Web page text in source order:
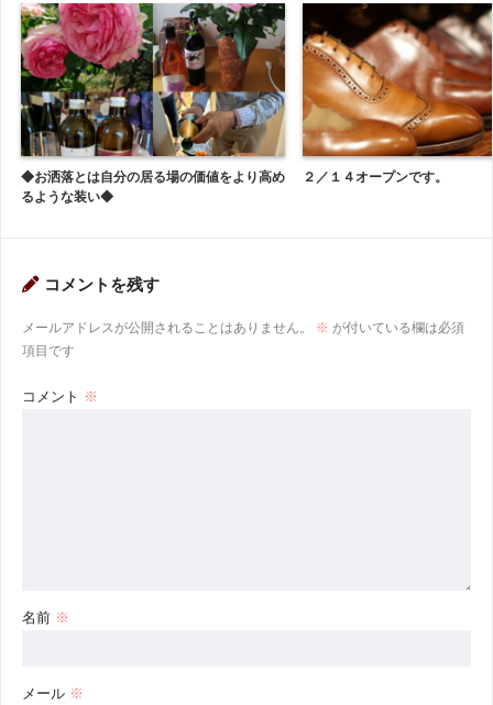
◆お洒落とは自分の居る場の価値をより高め
るような装い◆
２／１４オープンです。
コメントを残す
メールアドレスが公開されることはありません。 ※ が付いている欄は必須
項目です
コメント ※
名前 ※
メール ※